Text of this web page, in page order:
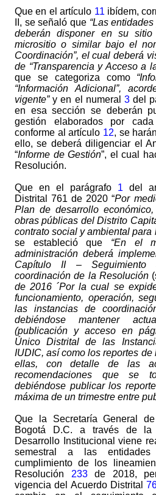
Que en el artículo 11 ibídem,
II, se señaló que “Las
deberán disponer en su
micrositio o similar bajo el
Coordinación”, el cual deberá
de “Transparencia y Acceso a
que se categoriza como
“Información Adicional”,
vigente”y en el numeral 3 del
en esa sección se deberán
gestión elaborados por
conforme al artículo 12, se
ello, se deberá diligenciar el
“Informe de Gestión”, el cual
Resolución.
Que en el parágrafo 1 del
Distrital 761 de 2020 “Por
Plan de desarrollo
obras públicas del Distrito
contrato social y ambiental para
se estableció que “En el
administración deberá
Capítulo II –
coordinación de la Resolución
de 2016 ´Por la cual se
funcionamiento, operación,
las instancias de
debiéndose mantener
(publicación y acceso en
Único Distrital de las
IUDIC, así como los reportes de
ellas, con detalle de las
recomendaciones que se
debiéndose publicar los
máxima de un trimestre entre
Que la Secretaría General
Bogotá D.C. a través de la
Desarrollo Institucional viene
semestral a las
cumplimiento de los
Resolución 233de 2018,
vigencia del Acuerdo Distrital